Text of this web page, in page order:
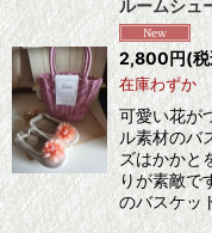
ルームシュ
2,800円(
在庫わずか
可愛い花が
ル素材のバ
ズはかかと
りが素敵で
のバスケッ